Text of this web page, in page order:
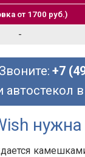
от 1700 руб.)
-
+7
автостекол